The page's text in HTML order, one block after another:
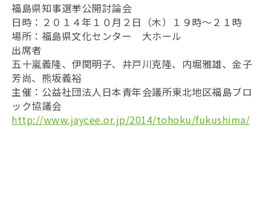
福島県知事選挙公開討論会
日時：２０１４年１０月２日（木）１９時～２１時
場所：福島県文化センター 大ホール
出席者
五十嵐義隆、伊関明子、井戸川克隆、内堀雅雄、金子
芳尚、熊坂義裕
主催：公益社団法人日本青年会議所東北地区福島ブロ
ック協議会
http://www.jaycee.or.jp/2014/tohoku/fukushima/